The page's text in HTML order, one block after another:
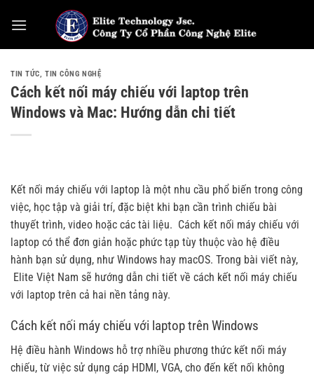
qua
TIN TỨC,TIN CÔNG NGHỆ
Cách kết nối máy chiếu với laptop trên
Windows và Mac: Hướng dẫn chi tiết
Kết nối máy chiếu với laptop là một nhu cầu phổ biến trong công
việc, học tập và giải trí, đặc biệt khi bạn cần trình chiếu bài
thuyết trình, video hoặc các tài liệu. Cách kết nối máy chiếu với
laptop có thể đơn giản hoặc phức tạp tùy thuộc vào hệ điều
hành bạn sử dụng, như Windows hay macOS. Trong bài viết này,
Elite Việt Nam sẽ hướng dẫn chi tiết về cách kết nối máy chiếu
với laptop trên cả hai nền tảng này.
Cách kết nối máy chiếu với laptop trên Windows
Hệ điều hành Windows hỗ trợ nhiều phương thức kết nối máy
chiếu, từ việc sử dụng cáp HDMI, VGA, cho đến kết nối không